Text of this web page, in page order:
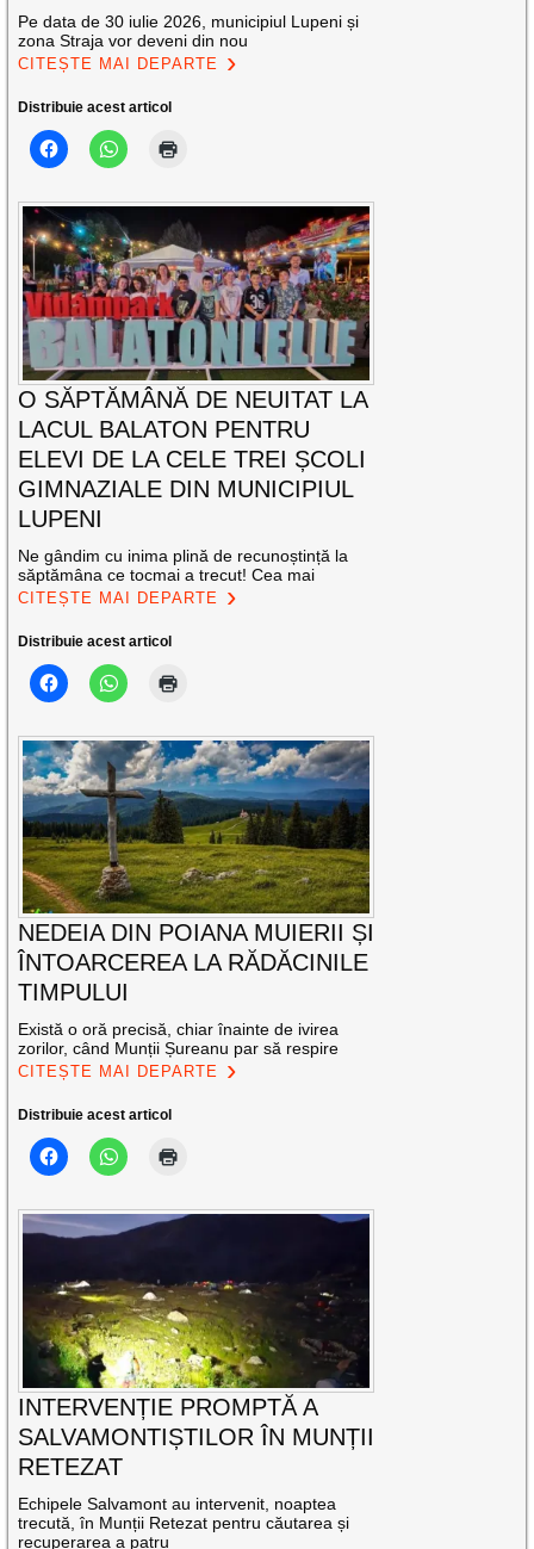
Pe data de 30 iulie 2026, municipiul Lupeni și
zona Straja vor deveni din nou
CITEȘTE MAI DEPARTE
Distribuie acest articol
O SĂPTĂMÂNĂ DE NEUITAT LA
LACUL BALATON PENTRU
ELEVI DE LA CELE TREI ȘCOLI
GIMNAZIALE DIN MUNICIPIUL
LUPENI
Ne gândim cu inima plină de recunoștință la
săptămâna ce tocmai a trecut! Cea mai
CITEȘTE MAI DEPARTE
Distribuie acest articol
NEDEIA DIN POIANA MUIERII ȘI
ÎNTOARCEREA LA RĂDĂCINILE
TIMPULUI
Există o oră precisă, chiar înainte de ivirea
zorilor, când Munții Șureanu par să respire
CITEȘTE MAI DEPARTE
Distribuie acest articol
INTERVENȚIE PROMPTĂ A
SALVAMONTIȘTILOR ÎN MUNȚII
RETEZAT
Echipele Salvamont au intervenit, noaptea
trecută, în Munții Retezat pentru căutarea și
recuperarea a patru